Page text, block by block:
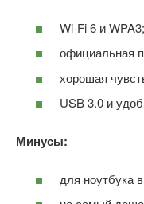
Wi-Fi 6 и WPA3;
официальная
хорошая
USB 3.0 и
Минусы:
для ноутбука